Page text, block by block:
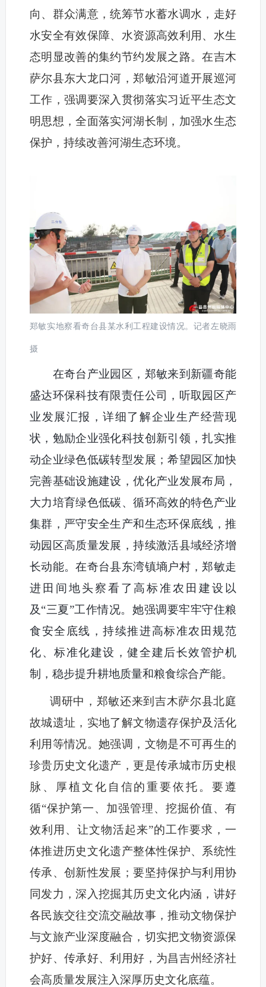
向、群众满意，统筹节水蓄水调水，走好
水安全有效保障、水资源高效利用、水生
态明显改善的集约节约发展之路。在吉木
萨尔县东大龙口河，郑敏沿河道开展巡河
工作，强调要深入贯彻落实习近平生态文
明思想，全面落实河湖长制，加强水生态
保护，持续改善河湖生态环境。
郑敏实地察看奇台县某水利工程建设情况。记者左晓雨
摄
在奇台产业园区，郑敏来到新疆奇能
盛达环保科技有限责任公司，听取园区产
业发展汇报，详细了解企业生产经营现
状，勉励企业强化科技创新引领，扎实推
动企业绿色低碳转型发展；希望园区加快
完善基础设施建设，优化产业发展布局，
大力培育绿色低碳、循环高效的特色产业
集群，严守安全生产和生态环保底线，推
动园区高质量发展，持续激活县域经济增
长动能。在奇台县东湾镇墒户村，郑敏走
进田间地头察看了高标准农田建设以
及“三夏”工作情况。她强调要牢牢守住粮
食安全底线，持续推进高标准农田规范
化、标准化建设，健全建后长效管护机
制，稳步提升耕地质量和粮食综合产能。
调研中，郑敏还来到吉木萨尔县北庭
故城遗址，实地了解文物遗存保护及活化
利用等情况。她强调，文物是不可再生的
珍贵历史文化遗产，更是传承城市历史根
脉、厚植文化自信的重要依托。要遵
循“保护第一、加强管理、挖掘价值、有
效利用、让文物活起来”的工作要求，一
体推进历史文化遗产整体性保护、系统性
传承、创新性发展；要坚持保护与利用协
同发力，深入挖掘其历史文化内涵，讲好
各民族交往交流交融故事，推动文物保护
与文旅产业深度融合，切实把文物资源保
护好、传承好、利用好，为昌吉州经济社
会高质量发展注入深厚历史文化底蕴。